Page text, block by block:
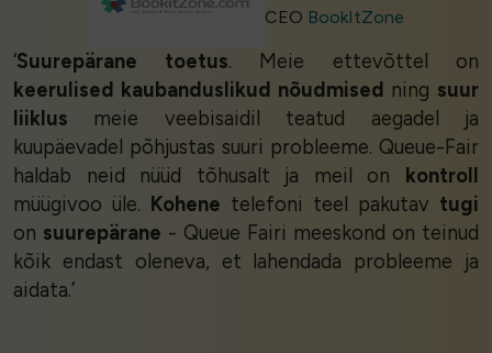
CEO BookItZone
‘Suurepärane toetus. Meie ettevõttel on
keerulised kaubanduslikud nõudmised ning suur
liiklus meie veebisaidil teatud aegadel ja
kuupäevadel põhjustas suuri probleeme. Queue-Fair
haldab neid nüüd tõhusalt ja meil on kontroll
müügivoo üle. Kohene telefoni teel pakutav tugi
on suurepärane - Queue Fairi meeskond on teinud
kõik endast oleneva, et lahendada probleeme ja
aidata.’